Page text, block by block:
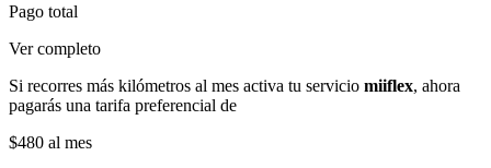
Pago total
Ver completo
Si recorres más kilómetros al mes activa tu servicio miiflex, ahora
pagarás una tarifa preferencial de
$480 al mes